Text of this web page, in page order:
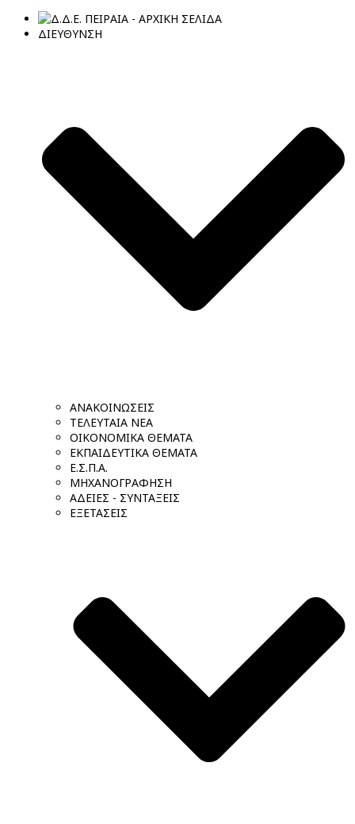
ΔΙΕΥΘΥΝΣΗ
ΑΝΑΚΟΙΝΩΣΕΙΣ
ΤΕΛΕΥΤΑΙΑ ΝΕΑ
ΟΙΚΟΝΟΜΙΚΑ ΘΕΜΑΤΑ
ΕΚΠΑΙΔΕΥΤΙΚΑ ΘΕΜΑΤΑ
Ε.Σ.Π.Α.
ΜΗΧΑΝΟΓΡΑΦΗΣΗ
ΑΔΕΙΕΣ - ΣΥΝΤΑΞΕΙΣ
ΕΞΕΤΑΣΕΙΣ